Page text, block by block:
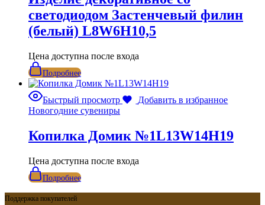
светодиодом Застенчевый филин
(белый) L8W6H10,5
Цена доступна после входа
Подробнее
Быстрый просмотр
Добавить в избранное
Новогодние сувениры
Копилка Домик №1L13W14H19
Цена доступна после входа
Подробнее
Поддержка покупателей